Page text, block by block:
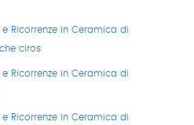
Ricorrenze in Ceramica di
ciros
Ricorrenze in Ceramica di
Ricorrenze in Ceramica di